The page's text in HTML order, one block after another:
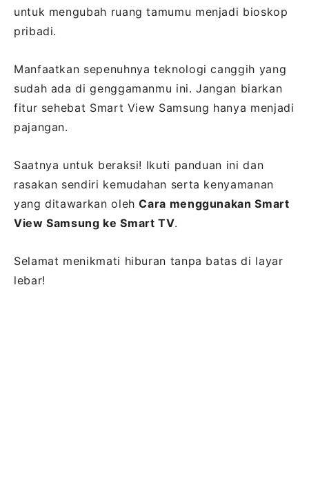
untuk mengubah ruang tamumu menjadi bioskop
pribadi.
Manfaatkan sepenuhnya teknologi canggih yang
sudah ada di genggamanmu ini. Jangan biarkan
fitur sehebat Smart View Samsung hanya menjadi
pajangan.
Saatnya untuk beraksi! Ikuti panduan ini dan
rasakan sendiri kemudahan serta kenyamanan
yang ditawarkan olehCara menggunakan Smart
View Samsung ke Smart TV.
Selamat menikmati hiburan tanpa batas di layar
lebar!